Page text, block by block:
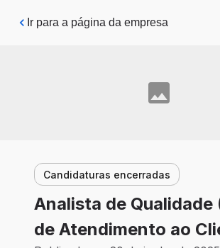
Pular para o conteúdo principal
Ir para a página da empresa
Candidaturas encerradas
Analista de Qualidade
de Atendimento ao